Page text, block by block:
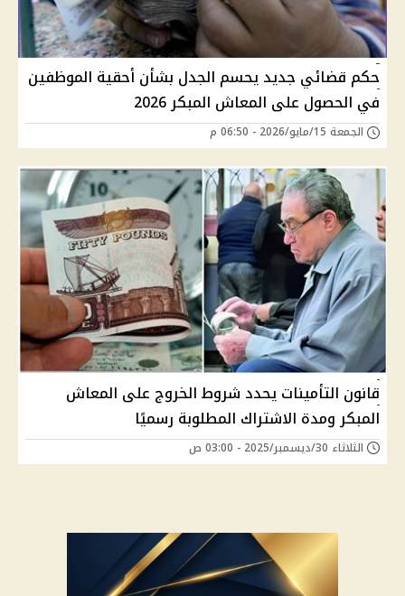
حكم قضائي جديد يحسم الجدل بشأن أحقية الموظفين
في الحصول على المعاش المبكر 2026
الجمعة 15/مايو/2026 - 06:50 م
قانون التأمينات يحدد شروط الخروج على المعاش
المبكر ومدة الاشتراك المطلوبة رسميًا
الثلاثاء 30/ديسمبر/2025 - 03:00 ص